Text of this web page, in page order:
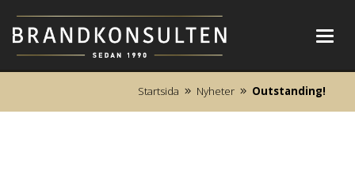
Startsida Nyheter Outstanding!